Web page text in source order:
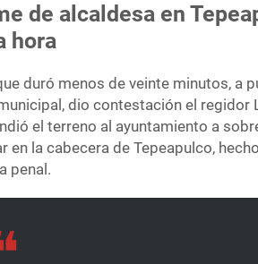
de alcaldesa en
hora
duró menos de veinte minutos, a
dio contestación el regidor
el terreno al ayuntamiento a
en la cabecera de Tepeapulco,
penal.